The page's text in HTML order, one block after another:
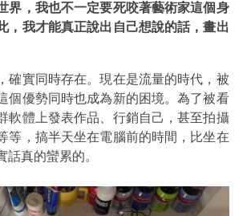
界，我也不一定要死咬著藝術家這個身
，我才能真正說出自己想說的話，畫出
確實同時存在。現在是流量的時代，被
個優勢同時也成為新的困境。為了被看
軟體上發表作品、行銷自己，甚至拍攝
等，搞半天坐在電腦前的時間，比坐在
話真的蠻累的。